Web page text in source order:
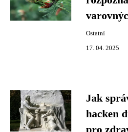
Ostatní
17. 04. 2025
Jak
hacken
pro